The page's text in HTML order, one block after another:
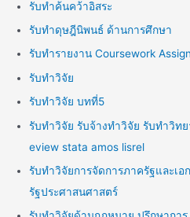
รับทำค้นคว้าอิสระ
รับทำดุษฎีนิพนธ์ ด้านการศึกษา
รับทำรายงาน Coursework
รับทำวิจัย
รับทำวิจัย บทที่5
รับทำวิจัย รับจ้างทำวิจัย รับทำวิท
eview stata amos lisrel
รับทำวิจัยการจัดการภาครัฐและเ
รัฐประศาสนศาสตร์